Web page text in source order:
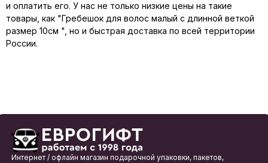
и оплатить его. У нас не только низкие цены на такие
товары, как "Гребешок для волос малый с длинной веткой
размер 10см ", но и быстрая доставка по всей территории
России.
Интернет / офлайн магазин подарочной упаковки, пакетов,